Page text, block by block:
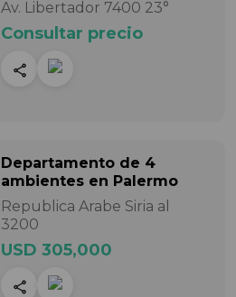
Av. Libertador 7400 23°
Consultar precio
Departamento de 4
ambientes en Palermo
Republica Arabe Siria al
3200
USD 305,000